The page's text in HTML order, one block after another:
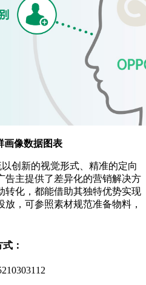
画像数据图表
创新的视觉形式、精准的定向
告主提供了差异化的营销解决方
转化，都能借助其独特优势实现
，可参照素材规范准备物料，
：